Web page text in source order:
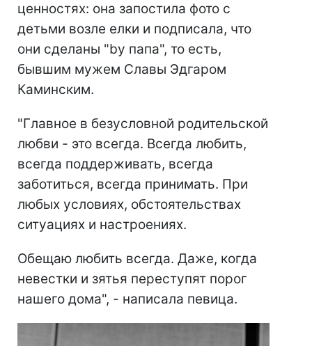
ценностях: она запостила фото с
детьми возле елки и подписала, что
они сделаны "by папа", то есть,
бывшим мужем Славы Эдгаром
Каминским.
"Главное в безусловной родительской
любви - это всегда. Всегда любить,
всегда поддерживать, всегда
заботиться, всегда принимать. При
любых условиях, обстоятельствах
ситуациях и настроениях.
Обещаю любить всегда. Даже, когда
невестки и зятья переступят порог
нашего дома", - написала певица.